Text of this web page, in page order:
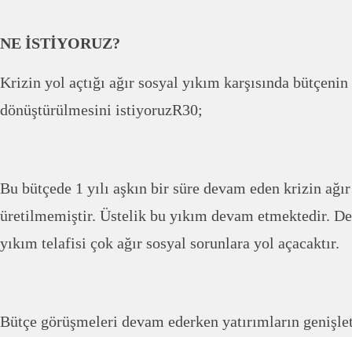
NE İSTİYORUZ?
Krizin yol açtığı ağır sosyal yıkım karşısında
dönüştürülmesini istiyoruzR30;
Bu bütçede 1 yılı aşkın bir süre devam eden krizin
üretilmemiştir. Üstelik bu yıkım devam etmektedir.
yıkım telafisi çok ağır sosyal sorunlara yol açacaktır.
Bütçe görüşmeleri devam ederken yatırımların